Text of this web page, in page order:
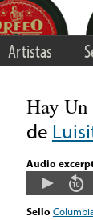
Artistas
Hay
de
Audio
Sello